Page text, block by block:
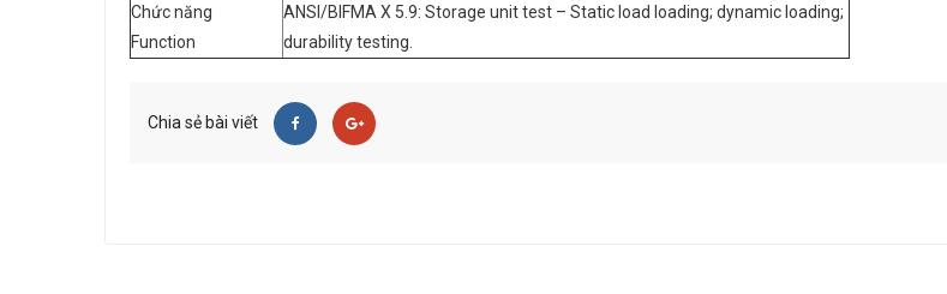
Chức năng
Function
ANSI/BIFMA X 5.9: Storage unit test – Static load loading; dynamic loading;
durability testing.
Chia sẻ bài viết